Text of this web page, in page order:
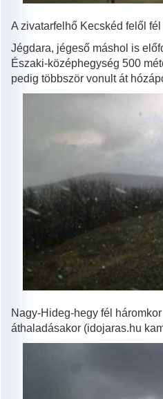
A zivatarfelhő Kecskéd felől
Jégdara, jégeső máshol is
Északi-középhegység 500
pedig többször vonult át
Nagy-Hideg-hegy fél
áthaladásakor (idojaras.hu